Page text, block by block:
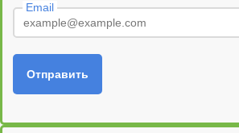
Email
Отправить